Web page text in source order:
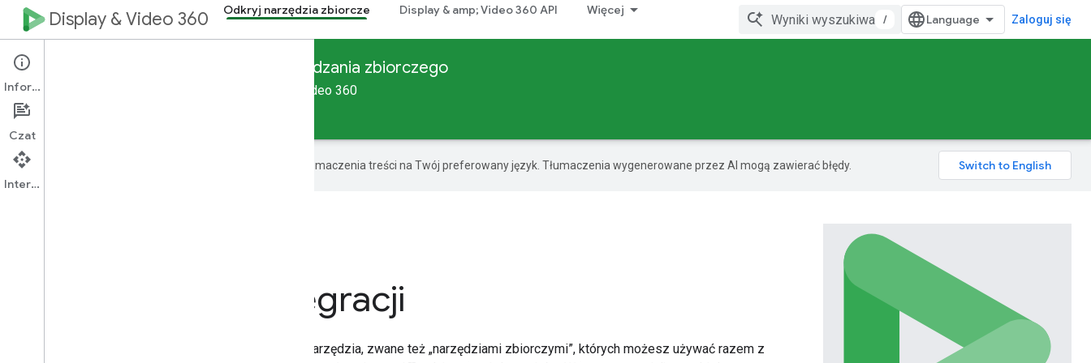
Display & Video 360 Odkryj narzędzia zbiorcze Display & amp; Video 360 API Więcej
/ Zaloguj się
Narzędzia Display & Video 360 do zarządzania zbiorczego
Przewodnik po optymalizacji integracji Display & Video 360
Strona główna
Google używa technologii AI do tłumaczenia treści na Twój preferowany język. Tłumaczenia wygenerowane przez AI mogą zawierać błędy.
Optymalizacja integracji
W Display & Video 360 masz do dyspozycji różne narzędzia, zwane też „narzędziami zbiorczymi”, których możesz używać razem z
Informacje
Czat
Interfejs API